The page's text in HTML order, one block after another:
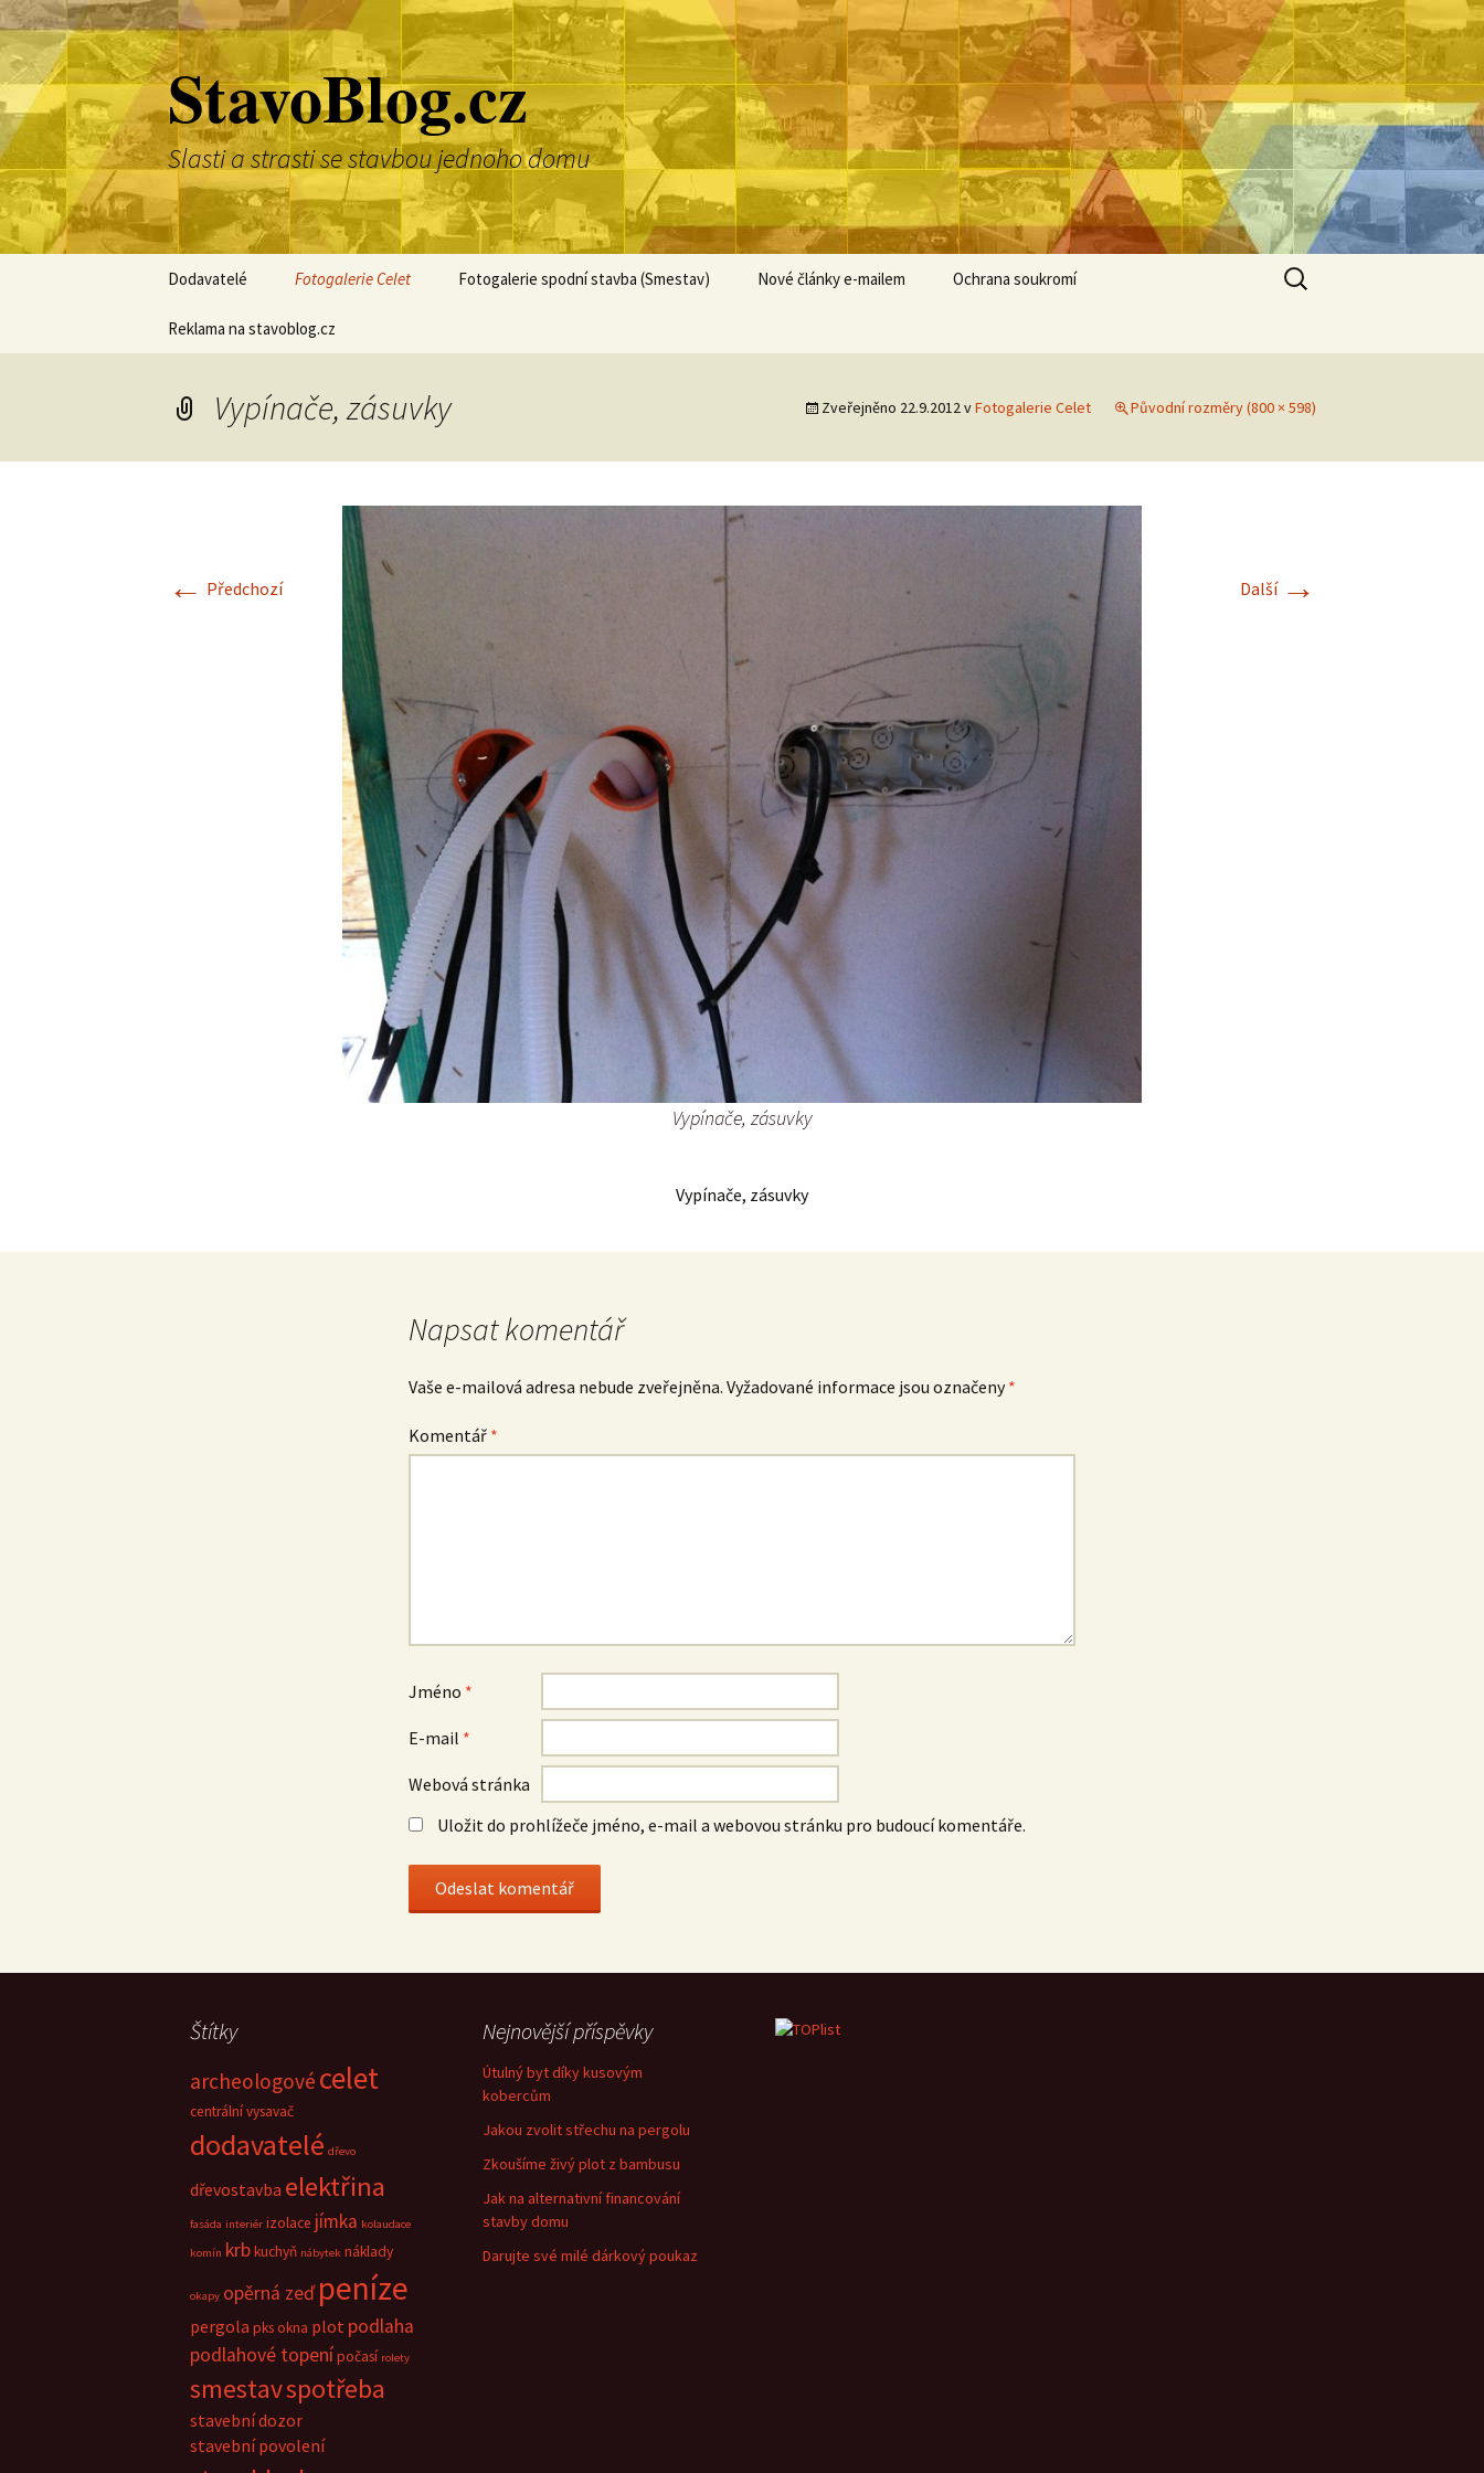
Přejít
k
obsahu
webu
StavoBlog.cz
Slasti a strasti se stavbou jednoho domu
Dodavatelé Fotogalerie Celet Fotogalerie spodní stavba (Smestav) Nové články e-mailem Ochrana soukromí
Reklama na stavoblog.cz
Vyhledávání
Vypínače, zásuvky Zveřejněno 22.9.2012vFotogalerie Celet Původní rozměry (800 × 598)
← Předchozí Další →
Vypínače, zásuvky
Vypínače, zásuvky
Napsat komentář
Vaše e-mailová adresa nebude zveřejněna. Vyžadované informace jsou označeny*
Komentář *
Jméno *
E-mail *
Webová stránka
Uložit do prohlížeče jméno, e-mail a webovou stránku pro budoucí komentáře.
Štítky
archeologové celet
centrální vysavač
dodavatelé dřevo
dřevostavba elektřina
fasáda interiér izolace jímka kolaudace
komín krbkuchyň nábytek náklady
okapy opěrná zeď peníze
pergola pks okna plot podlaha
podlahové topenípočasí rolety
smestavspotřeba
stavební dozor
stavební povolení
Nejnovější příspěvky
Útulný byt díky kusovým
kobercům
Jakou zvolit střechu na pergolu
Zkoušíme živý plot z bambusu
Jak na alternativní financování
stavby domu
Darujte své milé dárkový poukaz